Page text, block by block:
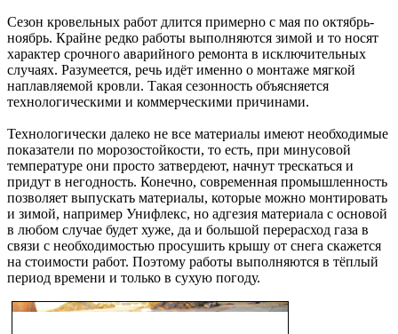
Сезон кровельных работ длится примерно с мая по октябрь-
ноябрь. Крайне редко работы выполняются зимой и то носят
характер срочного аварийного ремонта в исключительных
случаях. Разумеется, речь идёт именно о монтаже мягкой
наплавляемой кровли. Такая сезонность объясняется
технологическими и коммерческими причинами.
Технологически далеко не все материалы имеют необходимые
показатели по морозостойкости, то есть, при минусовой
температуре они просто затвердеют, начнут трескаться и
придут в негодность. Конечно, современная промышленность
позволяет выпускать материалы, которые можно монтировать
и зимой, например Унифлекс, но адгезия материала с основой
в любом случае будет хуже, да и большой перерасход газа в
связи с необходимостью просушить крышу от снега скажется
на стоимости работ. Поэтому работы выполняются в тёплый
период времени и только в сухую погоду.